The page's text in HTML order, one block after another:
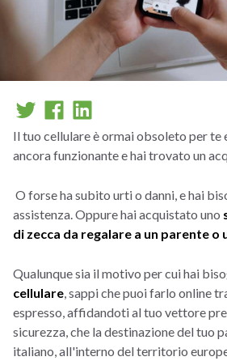
Il tuo cellulare è ormai obsoleto per te
ancora funzionante e hai trovato un
O forse ha subito urti o danni, e hai
assistenza. Oppure hai acquistato uno
di zecca da regalare a un parente o
Qualunque sia il motivo per cui hai
cellulare , sappi che puoi farlo online
espresso, affidandoti al tuo vettore
sicurezza, che la destinazione del tuo
italiano, all'interno del territorio